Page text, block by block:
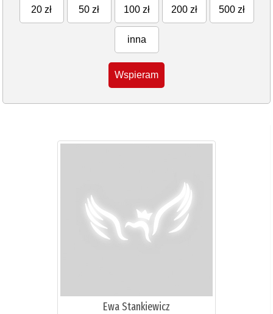
20 zł 50 zł 100 zł 200 zł 500 zł
inna
Wspieram
Ewa Stankiewicz